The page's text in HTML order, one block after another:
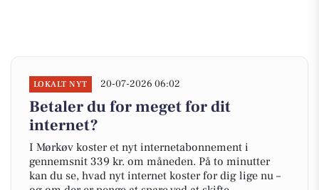
LOKALT NYT 20-07-2026 06:02
Betaler du for meget for dit
internet?
I Mørkøv koster et nyt internetabonnement i
gennemsnit 339 kr. om måneden. På to minutter
kan du se, hvad nyt internet koster for dig lige nu –